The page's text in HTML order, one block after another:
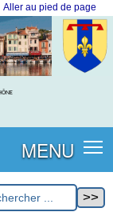
Aller au pied de page
MENU